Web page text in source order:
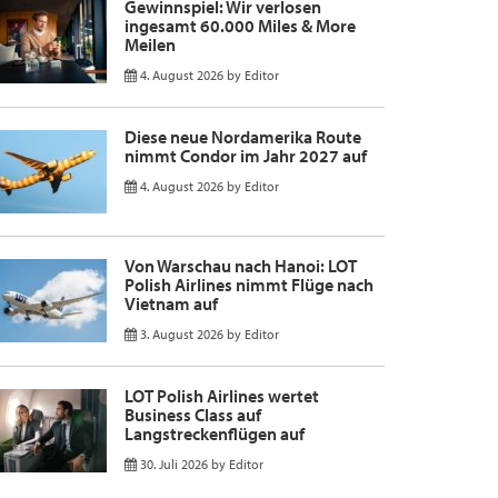
Gewinnspiel: Wir verlosen
ingesamt 60.000 Miles & More
Meilen
4. August 2026 by Editor
Diese neue Nordamerika Route
nimmt Condor im Jahr 2027 auf
4. August 2026 by Editor
Von Warschau nach Hanoi: LOT
Polish Airlines nimmt Flüge nach
Vietnam auf
3. August 2026 by Editor
LOT Polish Airlines wertet
Business Class auf
Langstreckenflügen auf
30. Juli 2026 by Editor